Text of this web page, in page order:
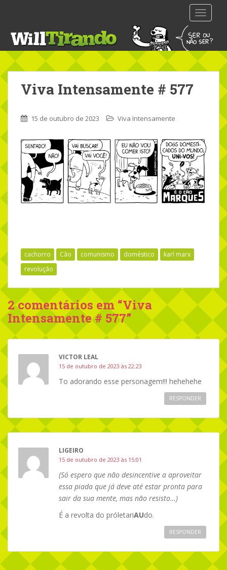
t
m
n
o
e
Viva Intensamente # 577
15 de outubro de 2023 Viva Intensamente
cachorro Cão comunismo doméstico
karl marx
revolução
2 comentários em “Viva
Intensamente # 577”
VICTOR LEAL
15 de outubro de 2023 às 22:23
To adorando esse personagem!!! hehehehe
RESPONDER
LIGEIRO
15 de outubro de 2023 às 15:01
(Só espero que não desincentive a aproveitar
essa piada que já deve até estar pronta para
sair da sua mente, mas não resisto…)
É a revolta do próletariAUdo.
RESPONDER